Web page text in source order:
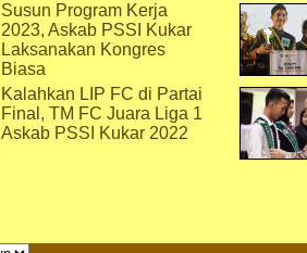
Susun Program Kerja
2023, Askab PSSI Kukar
Laksanakan Kongres
Biasa
Kalahkan LIP FC di Partai
Final, TM FC Juara Liga 1
Askab PSSI Kukar 2022